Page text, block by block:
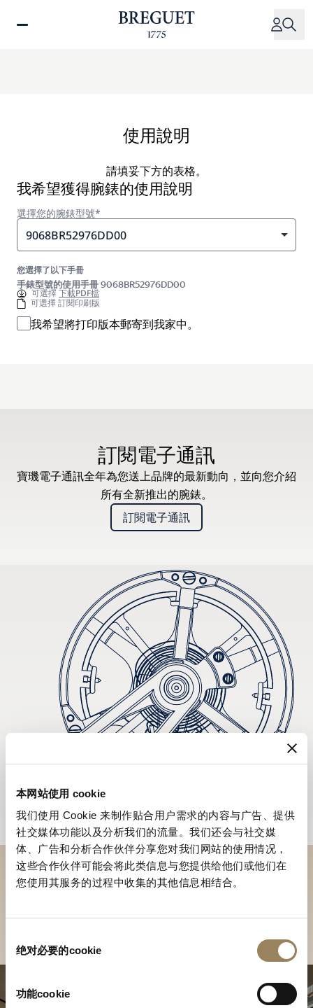
本网站使用 cookie
我们使用 Cookie 来制作贴合用户需求的内容与广告、提供
社交媒体功能以及分析我们的流量。我们还会与社交媒
体、广告和分析合作伙伴分享您对我们网站的使用情况，
这些合作伙伴可能会将此类信息与您提供给他们或他们在
您使用其服务的过程中收集的其他信息相结合。
绝对必要的cookie
功能cookie
使用說明
請填妥下方的表格。
我希望獲得腕錶的使用說明
選擇您的腕錶型號*
9068BR52976DD00
您選擇了以下手冊
手錶型號的使用手冊 9068BR52976DD00
可選擇下載PDF檔
可選擇 訂閱印刷版
我希望將打印版本郵寄到我家中。
訂閱電子通訊
寶璣電子通訊全年為您送上品牌的最新動向，並向您介紹
所有全新推出的腕錶。
訂閱電子通訊
於專賣店探索品牌系列作品
尋找專賣店